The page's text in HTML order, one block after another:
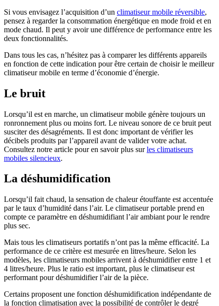
Si vous envisagez l’acquisition d’un climatiseur mobile réversible,
pensez à regarder la consommation énergétique en mode froid et en
mode chaud. Il peut y avoir une différence de performance entre les
deux fonctionnalités.
Dans tous les cas, n’hésitez pas à comparer les différents appareils
en fonction de cette indication pour être certain de choisir le meilleur
climatiseur mobile en terme d’économie d’énergie.
Le bruit
Lorsqu’il est en marche, un climatiseur mobile génère toujours un
ronronnement plus ou moins fort. Le niveau sonore de ce bruit peut
susciter des désagréments. Il est donc important de vérifier les
décibels produits par l’appareil avant de valider votre achat.
Consultez notre article pour en savoir plus surles climatiseurs
mobiles silencieux.
La déshumidification
Lorsqu’il fait chaud, la sensation de chaleur étouffante est accentuée
par le taux d’humidité dans l’air. Le climatiseur portable prend en
compte ce paramètre en déshumidifiant l’air ambiant pour le rendre
plus sec.
Mais tous les climatiseurs portatifs n’ont pas la même efficacité. La
performance de ce critère est mesurée en litres/heure. Selon les
modèles, les climatiseurs mobiles arrivent à déshumidifier entre 1 et
4 litres/heure. Plus le ratio est important, plus le climatiseur est
performant pour déshumidifier l’air de la pièce.
Certains proposent une fonction déshumidification indépendante de
la fonction climatisation avec la possibilité de contrôler le degré